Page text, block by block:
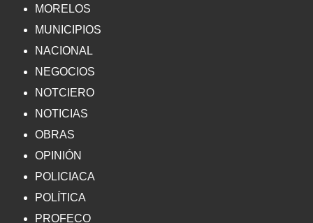
MORELOS
MUNICIPIOS
NACIONAL
NEGOCIOS
NOTCIERO
NOTICIAS
OBRAS
OPINIÓN
POLICIACA
POLÍTICA
PROFECO